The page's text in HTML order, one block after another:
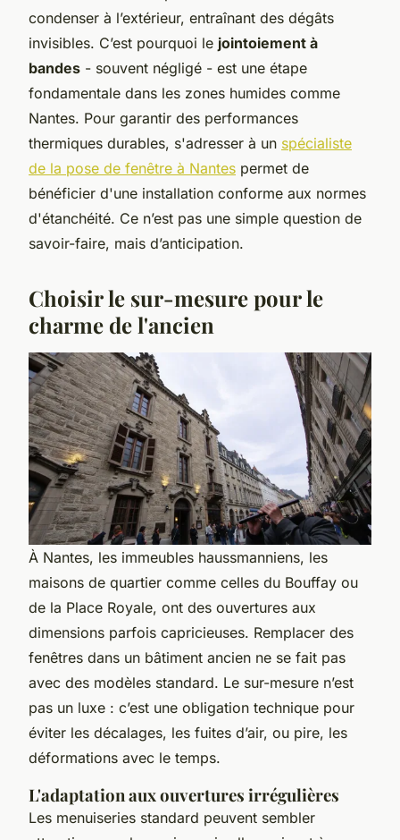
condenser à l’extérieur, entraînant des dégâts
invisibles. C’est pourquoi le jointoiement à
bandes - souvent négligé - est une étape
fondamentale dans les zones humides comme
Nantes. Pour garantir des performances
thermiques durables, s'adresser à un spécialiste
de la pose de fenêtre à Nantes permet de
bénéficier d'une installation conforme aux normes
d'étanchéité. Ce n’est pas une simple question de
savoir-faire, mais d’anticipation.
Choisir le sur-mesure pour le
charme de l'ancien
À Nantes, les immeubles haussmanniens, les
maisons de quartier comme celles du Bouffay ou
de la Place Royale, ont des ouvertures aux
dimensions parfois capricieuses. Remplacer des
fenêtres dans un bâtiment ancien ne se fait pas
avec des modèles standard. Le sur-mesure n’est
pas un luxe : c’est une obligation technique pour
éviter les décalages, les fuites d’air, ou pire, les
déformations avec le temps.
L'adaptation aux ouvertures irrégulières
Les menuiseries standard peuvent sembler